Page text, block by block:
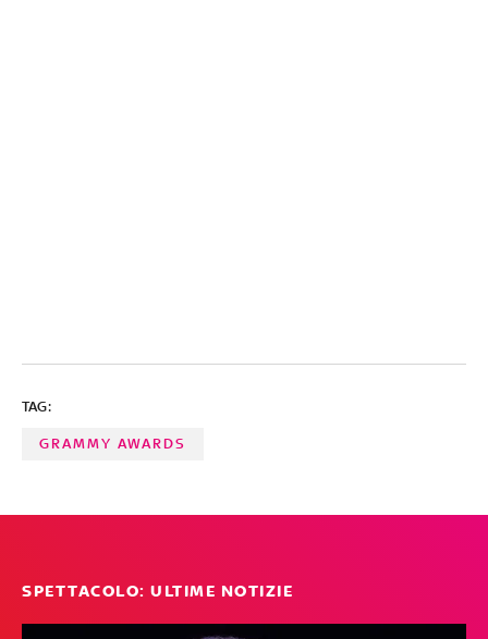
TAG:
GRAMMY AWARDS
SPETTACOLO: ULTIME NOTIZIE